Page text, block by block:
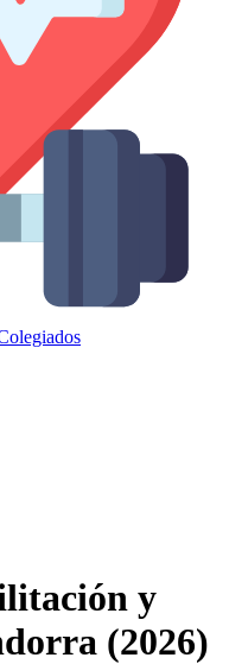
y
(2026)